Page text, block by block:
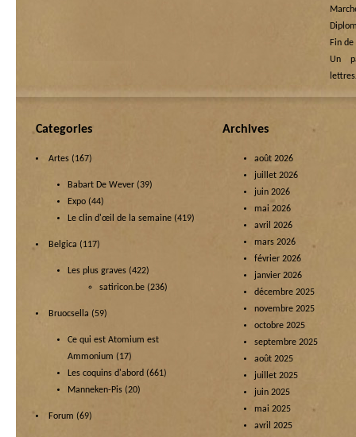
Fin
Un
Categories
Artes (167)
Babart De Wever (39)
Expo (44)
Le clin d'œil de la semaine (419)
Belgica (117)
Les plus graves (422)
satiricon.be (236)
Bruocsella (59)
Ce qui est Atomium est
Ammonium (17)
Les coquins d'abord (661)
Manneken-Pis (20)
Forum (69)
Archives
août 2026
juillet 2026
juin 2026
mai 2026
avril 2026
mars 2026
février 2026
janvier 2026
décembre 2025
novembre 2025
octobre 2025
septembre 2025
août 2025
juillet 2025
juin 2025
mai 2025
avril 2025